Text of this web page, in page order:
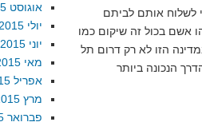
לשלוח אותם לביתם
אשם בכול זה שיקום כמו
הזו לא רק דרום תל
הנכונה ביותר
אוגוסט 2015
יולי 2015
יוני 2015
מאי 2015
אפריל 2015
מרץ 2015
פברואר 2015